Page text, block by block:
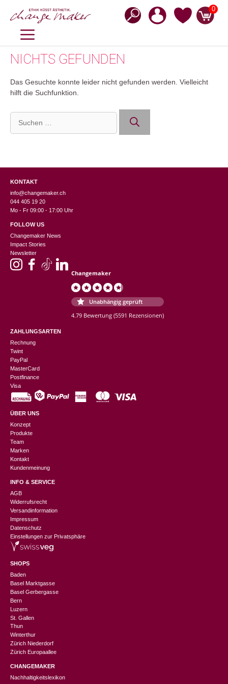
Inhalt
0
MENÜ
NICHTS GEFUNDEN
Das Gesuchte konnte leider nicht gefunden werden. Vielleicht
hilft die Suchfunktion.
Suchen
nach:
KONTAKT
info@changemaker.ch
044 405 19 20
Mo - Fr 09:00 - 17:00 Uhr
FOLLOW US
Changemaker News
Impact Stories
Newsletter
Changemaker
Unabhängig geprüft
4.79 Bewertung (5591 Rezensionen)
ZAHLUNGSARTEN
Rechnung
Twint
PayPal
MasterCard
Postfinance
Visa
ÜBER UNS
Konzept
Produkte
Team
Marken
Kontakt
Kundenmeinung
INFO & SERVICE
AGB
Widerrufsrecht
Versandinformation
Impressum
Datenschutz
Einstellungen zur Privatsphäre
SHOPS
Baden
Basel Marktgasse
Basel Gerbergasse
Bern
Luzern
St. Gallen
Thun
Winterthur
Zürich Niederdorf
Zürich Europaallee
CHANGEMAKER
Nachhaltigkeitslexikon